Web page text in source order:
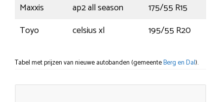
Maxxis
ap2 all season 175/55 R15
Toyo
celsius xl 195/55 R20
Tabel met prijzen van nieuwe autobanden (gemeenteBerg en Dal).